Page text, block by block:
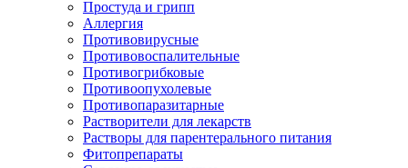
Простуда и грипп
Аллергия
Противовирусные
Противовоспалительные
Противогрибковые
Противоопухолевые
Противопаразитарные
Растворители для лекарств
Растворы для парентерального питания
Фитопрепараты